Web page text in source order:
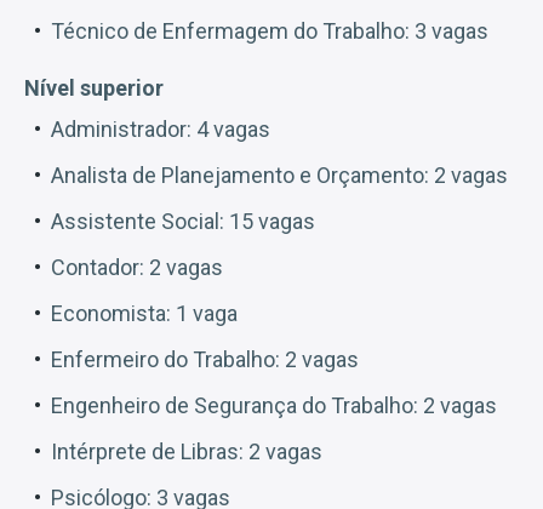
Técnico de Enfermagem do Trabalho: 3 vagas
Nível superior
Administrador: 4 vagas
Analista de Planejamento e Orçamento: 2 vagas
Assistente Social: 15 vagas
Contador: 2 vagas
Economista: 1 vaga
Enfermeiro do Trabalho: 2 vagas
Engenheiro de Segurança do Trabalho: 2 vagas
Intérprete de Libras: 2 vagas
Psicólogo: 3 vagas